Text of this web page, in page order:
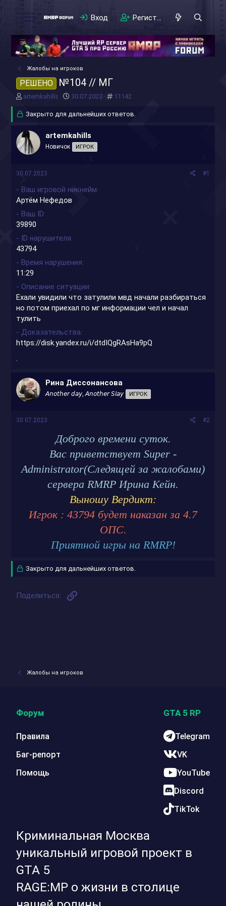
Вход Регистрация
Жалобы на игроков
РЕШЕНО №104 // МГ
А
т
р
т
е
artemkahills
Д
т
н
а
ч
30.07.2023 #11142
Закрыто для дальнейших ответов.
artemkahills
Новичок ИГРОК
30.07.2023 #1
- Ваш игровой никнейм
Артём Нефедов
- Ваш ID
39890
- ID нарушителя
43794
- Время нарушения
11:29
- Описание ситуации
Ехали увидили что затулили мвд начали разбираться
но потом приехал по мг информации чел и начал
тулить
- Доказательства
https://disk.yandex.ru/i/dtdIQgRAsHa9pQ
.
Рина Диссонансова
𝘈𝘯𝘰𝘵𝘩𝘦𝘳 𝘥𝘢𝘺, 𝘈𝘯𝘰𝘵𝘩𝘦𝘳 𝘚𝘭𝘢𝘺 ИГРОК
30.07.2023 #2
Доброго времени суток.
Вас приветствует Super -
Administrator(Следящей за жалобами)
сервера RMRP Ирина Кейн.
Выношу Вердикт:
Игрок : 43794 будет наказан за 4.7
ОПС.
Приятной игры на RMRP!
Закрыто для дальнейших ответов.
Поделиться:
Жалобы на игроков
Криминальная Москва
уникальный игровой проект в
GTA 5
RAGE:MP о жизни в столице
Форум
Правила
Баг-репорт
Помощь
GTA 5 RP
Telegram
VK
YouTube
Discord
TikTok